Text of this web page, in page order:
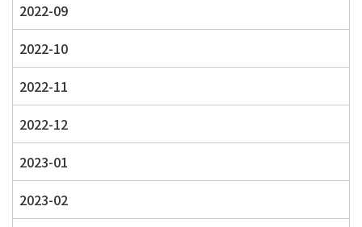
2022-09
2022-10
2022-11
2022-12
2023-01
2023-02